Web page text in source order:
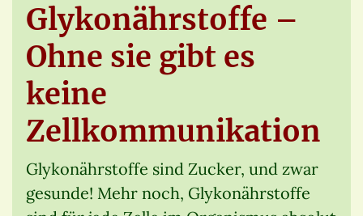
Glykonährstoffe –
Ohne sie gibt es
keine
Zellkommunikation
Glykonährstoffe sind Zucker, und zwar
gesunde! Mehr noch, Glykonährstoffe